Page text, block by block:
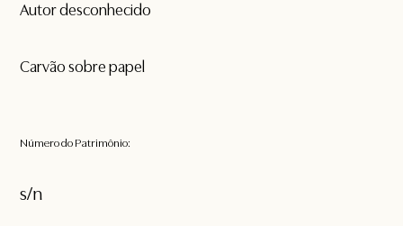
Autor desconhecido
Carvão sobre papel
Número do Patrimônio:
s/n